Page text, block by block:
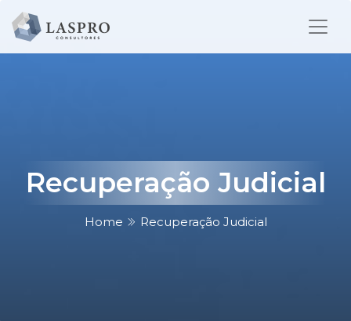
Recuperação Judicial
Home Recuperação Judicial